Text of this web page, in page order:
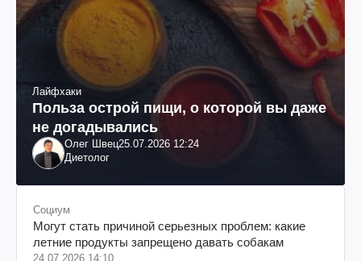
Лайфхаки
Польза острой пищи, о которой вы даже
не догадывались
Олег Швец25.07.2026 12:24
Диетолог
Социум
Могут стать причиной серьезных проблем: какие
летние продукты запрещено давать собакам
24.07.2026 14:10